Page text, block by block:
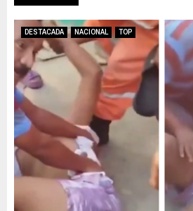
DESTACADA NACIONAL TOP